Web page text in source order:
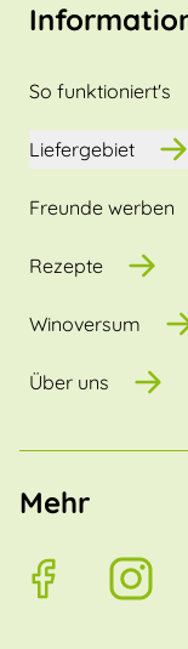
So funktioniert's
Liefergebiet
Freunde werben
Rezepte
Winoversum
Über uns
Mehr